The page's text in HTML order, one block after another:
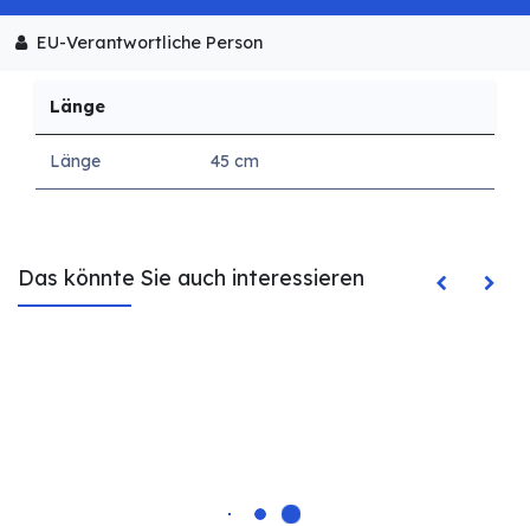
EU-Verantwortliche Person
Länge
Länge 45 cm
Das könnte Sie auch interessieren